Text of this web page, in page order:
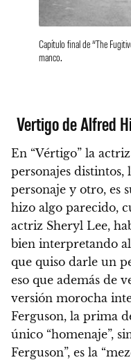
Capítulo final de “The
manco.
Vertigo de Alfred
En “Vértigo” la
personajes
personaje y otro, es
hizo algo parecido,
actriz Sheryl Lee,
bien interpretando
que quiso darle un
eso que además de
versión morocha
Ferguson, la prima
único “homenaje”,
Ferguson”, es la